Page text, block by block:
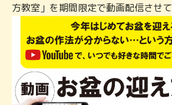
方教室」を期間限定で動画配信させて